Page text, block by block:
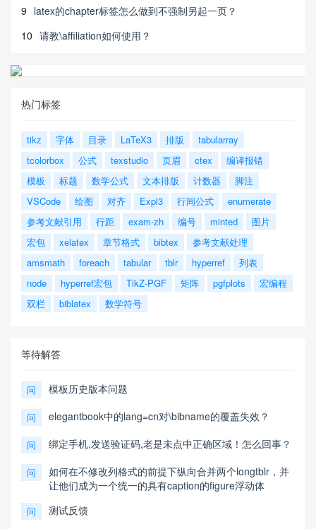
9 latex的chapter标签怎么做到不强制另起一页？
10 请教\affiliation如何使用？
热门标签
tikz 字体 目录 LaTeX3 排版
tabularray
tcolorbox
公式 texstudio 页眉 ctex
编译报错
模板
标题 数学公式 文本排版 计数器
脚注
VSCode
绘图 对齐 Expl3 行间公式
enumerate
参考文献引用
行距 exam-zh 编号 minted
图片
宏包
xelatex 章节格式 bibtex
参考文献处理
amsmath
foreach tabular tblr hyperref
列表
node
hyperref宏包 TikZ-PGF 矩阵 pgfplots
宏编程
双栏
biblatex 数学符号
等待解答
问 模板历史版本问题
问 elegantbook中的lang=cn对\bibname的覆盖失效？
问 绑定手机,发送验证码,老是未点中正确区域！怎么回事？
问
如何在不修改列格式的前提下纵向合并两个longtblr，并
让他们成为一个统一的具有caption的figure浮动体
问 测试反馈